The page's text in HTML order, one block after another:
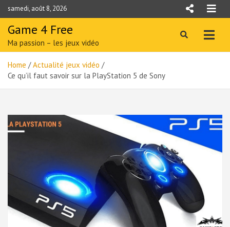
Skip
to
content
samedi, août 8, 2026
Game 4 Free
Ma passion – les jeux vidéo
Home
Actualité jeux vidéo
Ce qu’il faut savoir sur la PlayStation 5 de Sony